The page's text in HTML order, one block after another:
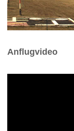
Anflugvideo